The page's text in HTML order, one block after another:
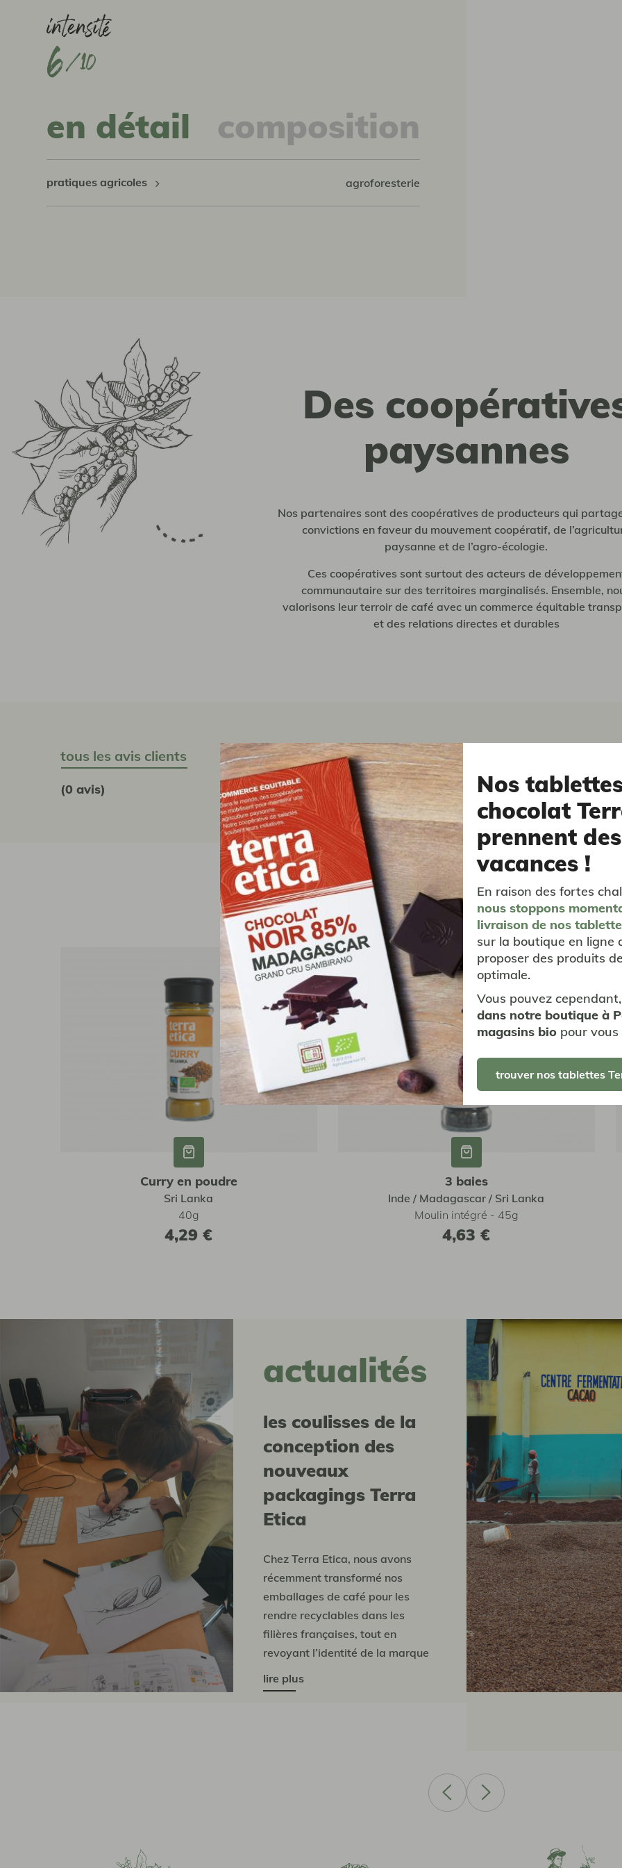
6
en détail composition
pratiques agricoles agroforesterie
Des
paysannes
Nos partenaires sont des coopératives de producteurs qui
convictions en faveur du mouvement coopératif, de
paysanne et de l’agro-écologie.
Ces coopératives sont surtout des acteurs de
communautaire sur des territoires marginalisés. Ensemble,
valorisons leur terroir de café avec un commerce équitable
et des relations directes et durables
tous les avis clients
(0 avis)
vous aimerez aussi...
Curry en poudre
Sri Lanka
40g
4,29 €
3 baies
Inde / Madagascar / Sri Lanka
Moulin intégré - 45g
4,63 €
actualités
Les coulisses de la
conception des
nouveaux
packagings Terra
Etica
Chez Terra Etica, nous avons
récemment transformé nos
emballages de café pour les
rendre recyclables dans les
filières françaises, tout en
revoyant l’identité de la marque
et en optimisant le design.
lire plus
Nos
chocolat
prennent des
vacances !
En raison des fortes
nous stoppons
livraison de nos
sur la boutique en ligne
proposer des produits
optimale.
Vous pouvez
dans notre boutique à
magasins bio pour
trouver nos tablettes